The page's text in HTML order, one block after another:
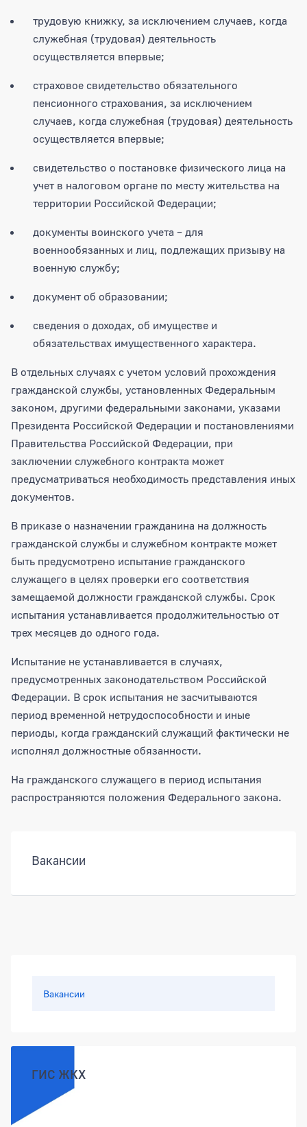
трудовую книжку, за исключением случаев, когда
служебная (трудовая) деятельность
осуществляется впервые;
страховое свидетельство обязательного
пенсионного страхования, за исключением
случаев, когда служебная (трудовая) деятельность
осуществляется впервые;
свидетельство о постановке физического лица на
учет в налоговом органе по месту жительства на
территории Российской Федерации;
документы воинского учета – для
военнообязанных и лиц, подлежащих призыву на
военную службу;
документ об образовании;
сведения о доходах, об имуществе и
обязательствах имущественного характера.
В отдельных случаях с учетом условий прохождения
гражданской службы, установленных Федеральным
законом, другими федеральными законами, указами
Президента Российской Федерации и постановлениями
Правительства Российской Федерации, при
заключении служебного контракта может
предусматриваться необходимость представления иных
документов.
В приказе о назначении гражданина на должность
гражданской службы и служебном контракте может
быть предусмотрено испытание гражданского
служащего в целях проверки его соответствия
замещаемой должности гражданской службы. Срок
испытания устанавливается продолжительностью от
трех месяцев до одного года.
Испытание не устанавливается в случаях,
предусмотренных законодательством Российской
Федерации. В срок испытания не засчитываются
период временной нетрудоспособности и иные
периоды, когда гражданский служащий фактически не
исполнял должностные обязанности.
На гражданского служащего в период испытания
распространяются положения Федерального закона.
Вакансии
Вакансии
ГИС ЖКХ